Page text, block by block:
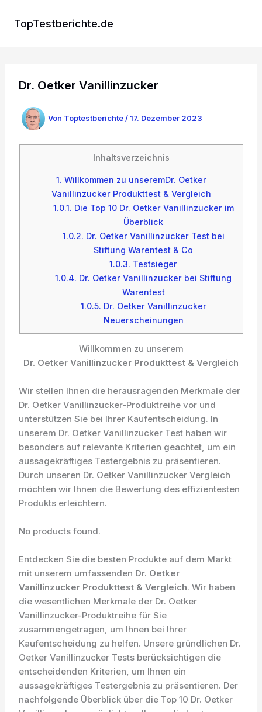
InhaltTopTestberichte.de
Dr. Oetker Vanillinzucker
Von Toptestberichte /17. Dezember 2023
Inhaltsverzeichnis
1. Willkommen zu unseremDr. Oetker
Vanillinzucker Produkttest & Vergleich
1.0.1. Die Top 10 Dr. Oetker Vanillinzucker im
Überblick
1.0.2. Dr. Oetker Vanillinzucker Test bei
Stiftung Warentest & Co
1.0.3. Testsieger
1.0.4. Dr. Oetker Vanillinzucker bei Stiftung
Warentest
1.0.5. Dr. Oetker Vanillinzucker
Neuerscheinungen
Willkommen zu unserem
Dr. Oetker Vanillinzucker Produkttest & Vergleich
Wir stellen Ihnen die herausragenden Merkmale der
Dr. Oetker Vanillinzucker-Produktreihe vor und
unterstützen Sie bei Ihrer Kaufentscheidung. In
unserem Dr. Oetker Vanillinzucker Test haben wir
besonders auf relevante Kriterien geachtet, um ein
aussagekräftiges Testergebnis zu präsentieren.
Durch unseren Dr. Oetker Vanillinzucker Vergleich
möchten wir Ihnen die Bewertung des effizientesten
Produkts erleichtern.
No products found.
Entdecken Sie die besten Produkte auf dem Markt
mit unserem umfassenden Dr. Oetker
Vanillinzucker Produkttest & Vergleich. Wir haben
die wesentlichen Merkmale der Dr. Oetker
Vanillinzucker-Produktreihe für Sie
zusammengetragen, um Ihnen bei Ihrer
Kaufentscheidung zu helfen. Unsere gründlichen Dr.
Oetker Vanillinzucker Tests berücksichtigen die
entscheidenden Kriterien, um Ihnen ein
aussagekräftiges Testergebnis zu präsentieren. Der
nachfolgende Überblick über die Top 10 Dr. Oetker